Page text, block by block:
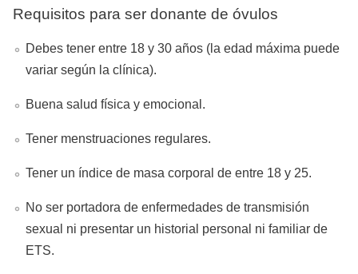
Requisitos para ser donante de óvulos
Debes tener entre 18 y 30 años ( la edad máxima puede
variar según la clínica).
Buena salud física y emocional.
Tener menstruaciones regulares.
Tener un índice de masa corporal de entre 18 y 25.
No ser portadora de enfermedades de transmisión
sexual ni presentar un historial personal ni familiar de
ETS.